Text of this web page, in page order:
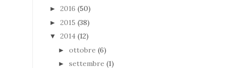
► 2016 (50)
► 2015 (38)
▼ 2014 (12)
► ottobre (6)
► settembre (1)